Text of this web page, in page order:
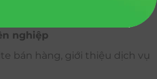
nghiệp
bán hàng, giới thiệu dịch vụ